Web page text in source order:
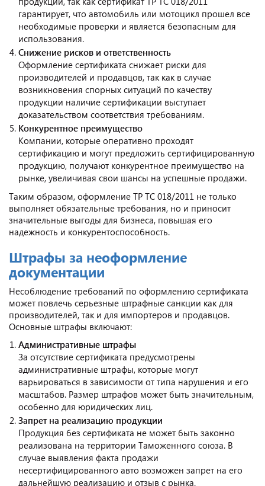
гарантирует, что автомобиль или мотоцикл прошел все
необходимые проверки и является безопасным для
использования.
Снижение рисков и ответственность
Оформление сертификата снижает риски для
производителей и продавцов, так как в случае
возникновения спорных ситуаций по качеству
продукции наличие сертификации выступает
доказательством соответствия требованиям.
Конкурентное преимущество
Компании, которые оперативно проходят
сертификацию и могут предложить сертифицированную
продукцию, получают конкурентное преимущество на
рынке, увеличивая свои шансы на успешные продажи.
Таким образом, оформление ТР ТС 018/2011 не только
выполняет обязательные требования, но и приносит
значительные выгоды для бизнеса, повышая его
надежность и конкурентоспособность.
Штрафы за неоформление
документации
Несоблюдение требований по оформлению сертификата
может повлечь серьезные штрафные санкции как для
производителей, так и для импортеров и продавцов.
Основные штрафы включают:
Административные штрафы
За отсутствие сертификата предусмотрены
административные штрафы, которые могут
варьироваться в зависимости от типа нарушения и его
масштабов. Размер штрафов может быть значительным,
особенно для юридических лиц.
Запрет на реализацию продукции
Продукция без сертификата не может быть законно
реализована на территории Таможенного союза. В
случае выявления факта продажи
несертифицированного авто возможен запрет на его
дальнейшую реализацию и отзыв с рынка.